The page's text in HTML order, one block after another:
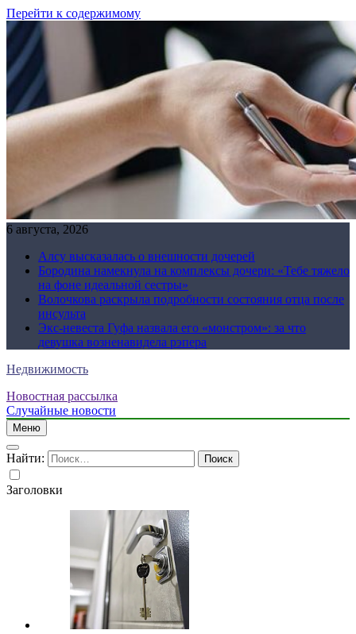
Перейти к содержимому
6 августа, 2026
Алсу высказалась о внешности дочерей
Бородина намекнула на комплексы дочери: «Тебе тяжело
на фоне идеальной сестры»
Волочкова раскрыла подробности состояния отца после
инсульта
Экс-невеста Гуфа назвала его «монстром»: за что
девушка возненавидела рэпера
Недвижимость
Новостная рассылка
Случайные новости
Меню
Найти:
Заголовки